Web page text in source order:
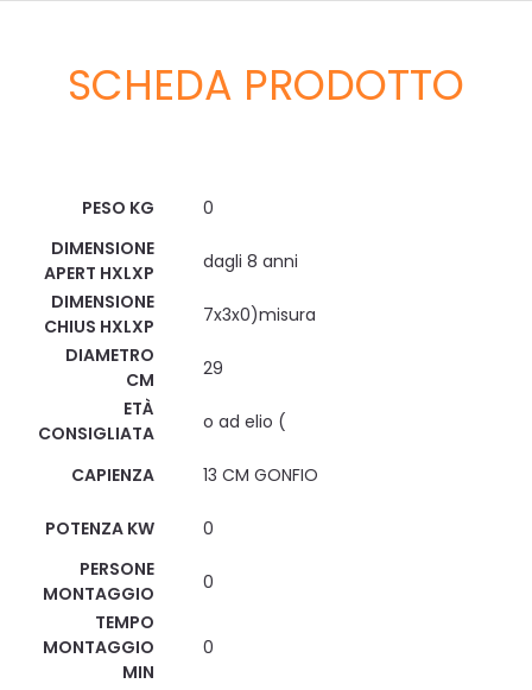
SCHEDA PRODOTTO
PESO KG
0
DIMENSIONE
APERT HXLXP
dagli 8 anni
DIMENSIONE
CHIUS HXLXP
7x3x0)misura
DIAMETRO
CM
29
ETÀ
CONSIGLIATA
o ad elio (
CAPIENZA 13 CM GONFIO
POTENZA KW
0
PERSONE
MONTAGGIO
0
TEMPO
MONTAGGIO
MIN
0